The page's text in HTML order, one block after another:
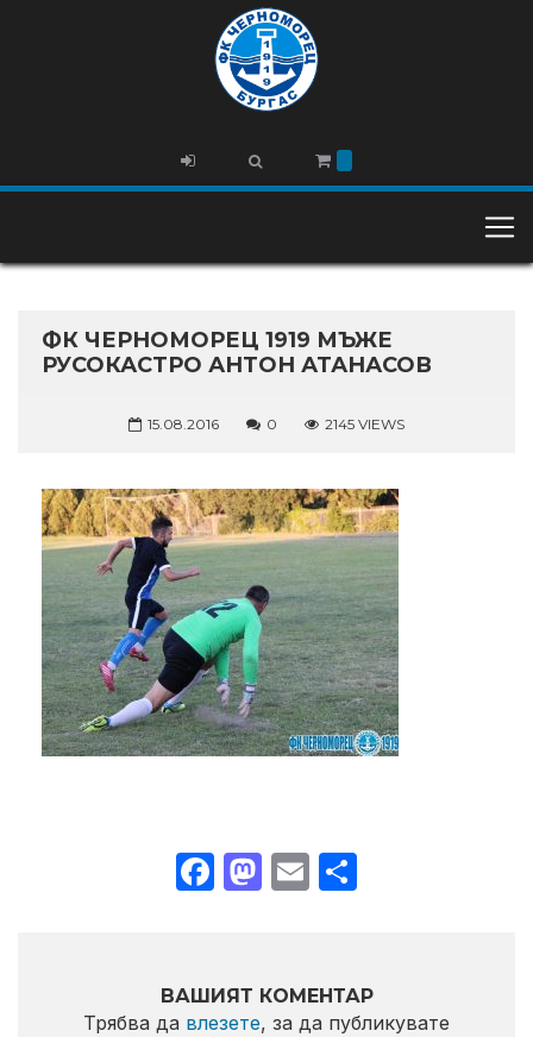
ФК ЧЕРНОМОРЕЦ 1919 МЪЖЕ
РУСОКАСТРО АНТОН АТАНАСОВ
15.08.2016 0 2145 VIEWS
Facebook
Mastodon
Email
ВАШИЯТ КОМЕНТАР
Трябва да влезете, за да публикувате